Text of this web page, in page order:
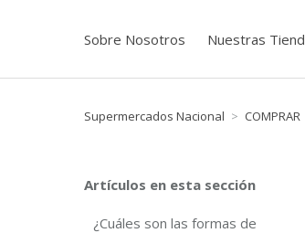
Sobre Nosotros Nuestras
Supermercados Nacional COMPRAR
Artículos en esta sección
¿Cuáles son las formas de